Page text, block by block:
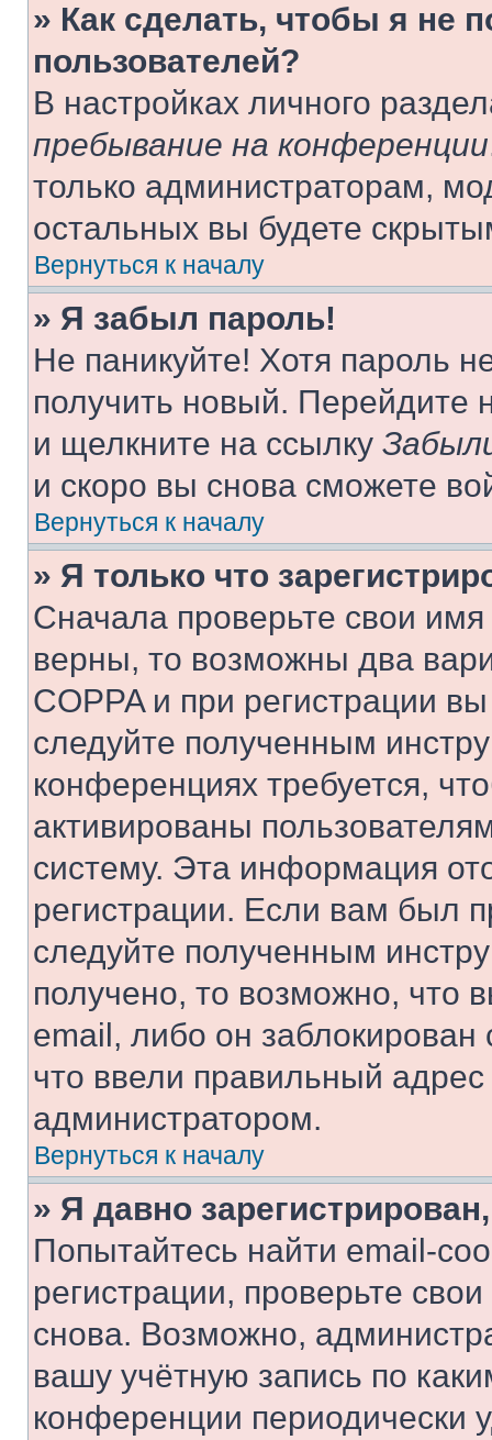
» Как сделать, чтобы я не
пользователей?
В настройках личного
пребывание на конференции
только администраторам,
остальных вы будете
Вернуться к началу
» Я забыл пароль!
Не паникуйте! Хотя пароль
получить новый. Перейдите
и щелкните на ссылку
и скоро вы снова сможете
Вернуться к началу
» Я только что
Сначала проверьте свои
верны, то возможны два
COPPA и при регистрации
следуйте полученным
конференциях требуется,
активированы
систему. Эта информация
регистрации. Если вам был
следуйте полученным
получено, то возможно, что
email, либо он
что ввели правильный адрес
администратором.
Вернуться к началу
» Я давно
Попытайтесь найти email-
регистрации, проверьте
снова. Возможно,
вашу учётную запись по
конференции периодически